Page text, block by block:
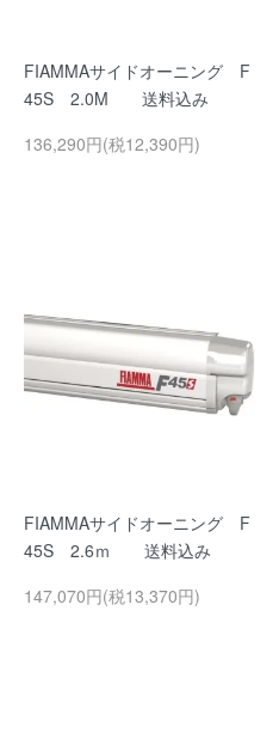
FIAMMAサイドオーニング F
45S 2.0M 送料込み
136,290円(税12,390円)
FIAMMAサイドオーニング F
45S 2.6ｍ 送料込み
147,070円(税13,370円)